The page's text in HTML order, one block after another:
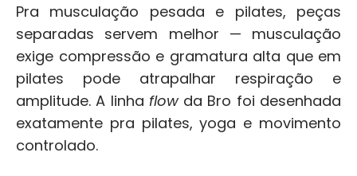
Pra musculação pesada e pilates, peças
separadas servem melhor — musculação
exige compressão e gramatura alta que em
pilates pode atrapalhar respiração e
amplitude. A linha flow da Bro foi desenhada
exatamente pra pilates, yoga e movimento
controlado.